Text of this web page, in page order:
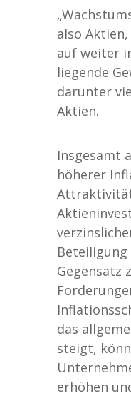
also
auf weiter
liegende
darunter
Aktien.
Insgesamt
höherer
Gegensatz
das
steigt,
erhöhen